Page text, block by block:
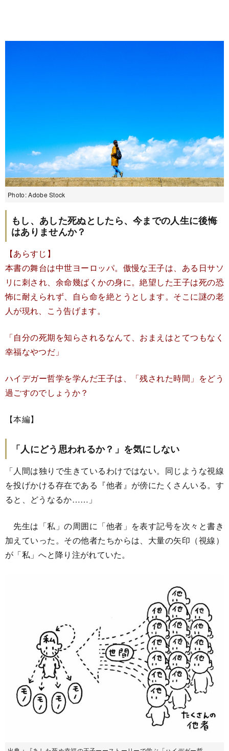
Photo: Adobe Stock
もし、あした死ぬとしたら、今までの人生に後悔
はありませんか？
【あらすじ】
本書の舞台は中世ヨーロッパ。傲慢な王子は、ある日サソ
リに刺され、余命幾ばくかの身に。絶望した王子は死の恐
怖に耐えられず、自ら命を絶とうとします。そこに謎の老
人が現れ、こう告げます。
「自分の死期を知らされるなんて、おまえはとてつもなく
幸福なやつだ」
ハイデガー哲学を学んだ王子は、「残された時間」をどう
過ごすのでしょうか？
【本編】
「人にどう思われるか？」を気にしない
「人間は独りで生きているわけではない。同じような視線
を投げかける存在である『他者』が傍にたくさんいる。す
ると、どうなるか……」
先生は「私」の周囲に「他者」を表す記号を次々と書き
加えていった。その他者たちからは、大量の矢印（視線）
が「私」へと降り注がれていた。